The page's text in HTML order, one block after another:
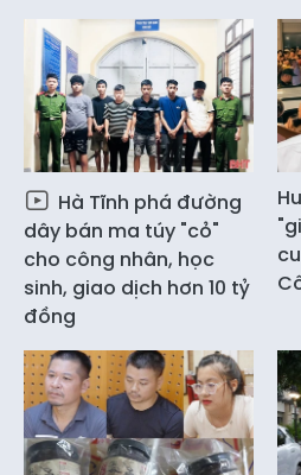
Hà Tĩnh phá đường
dây bán ma túy "cỏ"
cho công nhân, học
sinh, giao dịch hơn 10 tỷ
đồng